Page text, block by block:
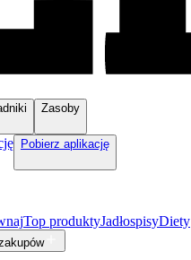
Zasoby
Pobierz aplikację
Top produktyJadłospisyDiety